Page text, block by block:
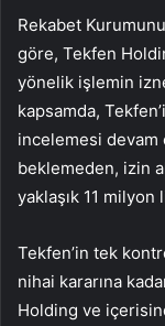
Rekabet
göre, Tekfen
yönelik işlemin
kapsamda,
incelemesi
beklemeden, izin
yaklaşık 11 milyon
Tekfen’in tek
nihai kararına
Holding ve